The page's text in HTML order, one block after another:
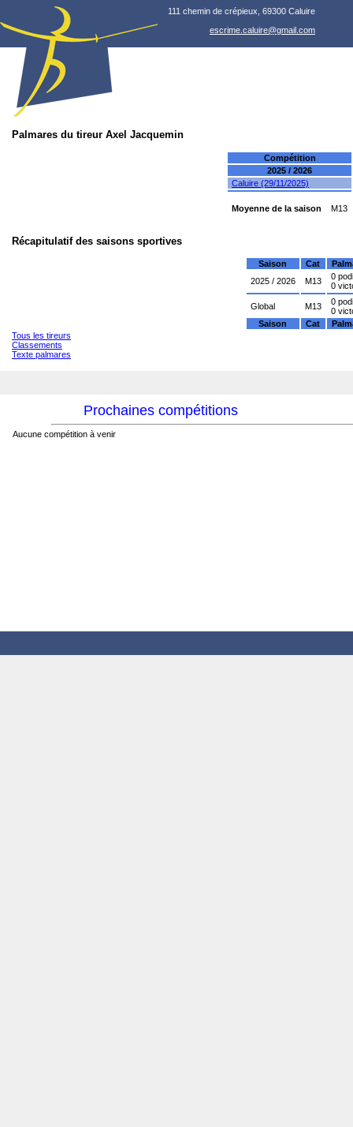
111 chemin de crépieux, 69300 Caluire
escrime.caluire@gmail.com
Palmares du tireur Axel Jacquemin
Compétition
2025 / 2026
Caluire (29/11/2025)
Moyenne de la saison M13
Récapitulatif des saisons sportives
Saison Cat
2025 / 2026
M13
0
0
Global M13
0
0
Saison
Cat
Tous les tireurs
Classements
Texte palmares
Prochaines compétitions
Aucune compétition à venir